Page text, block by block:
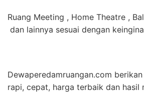
Ruang Meeting , Home Theatre ,
dan lainnya sesuai dengan
Dewaperedamruangan.com
rapi, cepat, harga terbaik dan hasil